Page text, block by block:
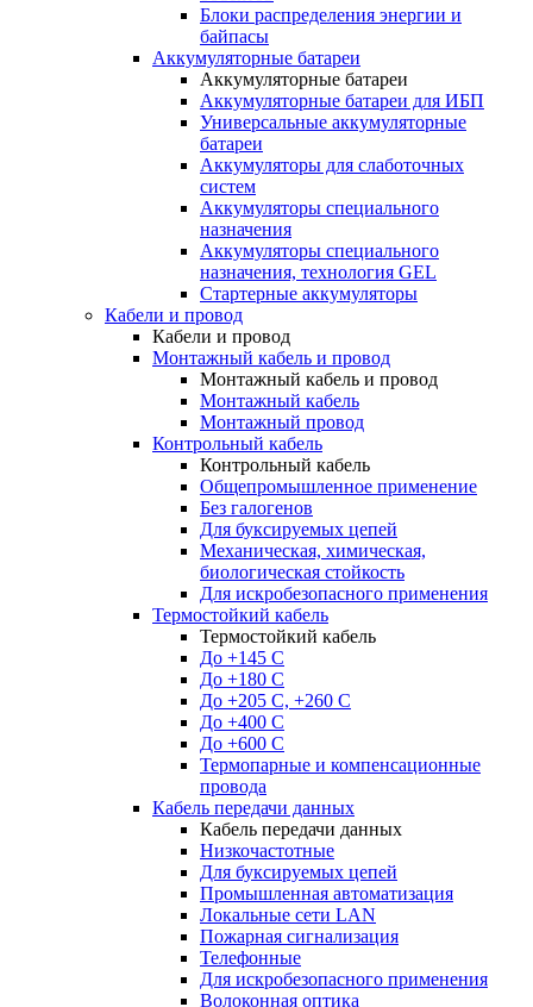
Блоки распределения энергии и
байпасы
Аккумуляторные батареи
Аккумуляторные батареи
Аккумуляторные батареи для ИБП
Универсальные аккумуляторные
батареи
Аккумуляторы для слаботочных
систем
Аккумуляторы специального
назначения
Аккумуляторы специального
назначения, технология GEL
Стартерные аккумуляторы
Кабели и провод
Кабели и провод
Монтажный кабель и провод
Монтажный кабель и провод
Монтажный кабель
Монтажный провод
Контрольный кабель
Контрольный кабель
Общепромышленное применение
Без галогенов
Для буксируемых цепей
Механическая, химическая,
биологическая стойкость
Для искробезопасного применения
Термостойкий кабель
Термостойкий кабель
До +145 С
До +180 C
До +205 С, +260 С
До +400 C
До +600 С
Термопарные и компенсационные
провода
Кабель передачи данных
Кабель передачи данных
Низкочастотные
Для буксируемых цепей
Промышленная автоматизация
Локальные сети LAN
Пожарная сигнализация
Телефонные
Для искробезопасного применения
Волоконная оптика